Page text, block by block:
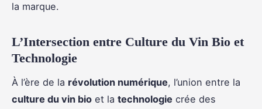
la marque.
L’Intersection entre Culture du Vin Bio et
Technologie
À l’ère de la révolution numérique, l’union entre la
culture du vin bio et la technologie crée des